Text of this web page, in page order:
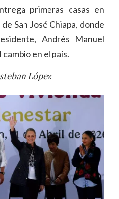
primeras casas en
San José Chiapa, donde
Andrés Manuel
en el país.
López